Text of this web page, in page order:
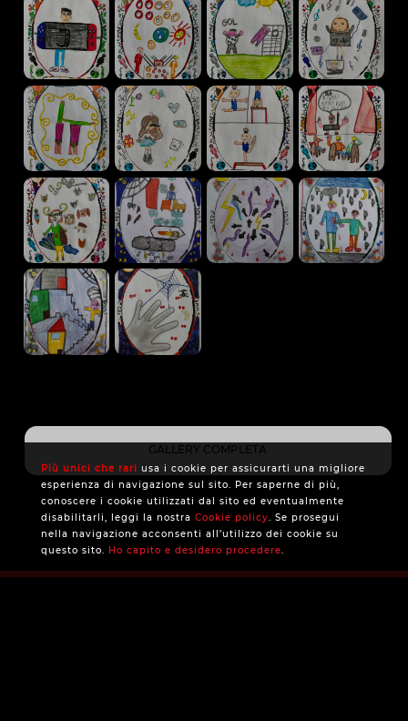
GALLERY COMPLETA
Più unici che rari usa i cookie per assicurarti una migliore
esperienza di navigazione sul sito. Per saperne di più,
conoscere i cookie utilizzati dal sito ed eventualmente
disabilitarli, leggi la nostra Cookie policy. Se prosegui
nella navigazione acconsenti all’utilizzo dei cookie su
questo sito. Ho capito e desidero procedere.